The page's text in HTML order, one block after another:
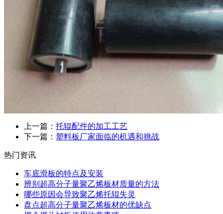
上一篇： 托辊配件的加工工艺
下一篇： 塑料板厂家面临的机遇和挑战
热门资讯
车底滑板的特点及安装
辨别超高分子量聚乙烯板材质量的方法
哪些原因会导致聚乙烯托辊失灵
盘点超高分子量聚乙烯板材的优缺点